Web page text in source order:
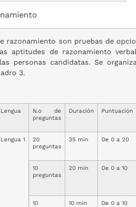
razonamiento son pruebas de
aptitudes de razonamiento
personas candidatas. Se
3.
Lengua
N.o de
preguntas
Duración Puntuación
Lengua 1
20
preguntas
35 min De 0 a 20
10
preguntas
20 min De 0 a 10
10
10 min De 0 a 10